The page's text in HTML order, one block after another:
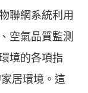
聯網系統利用
空氣品質監測
境的各項指
居環境。這